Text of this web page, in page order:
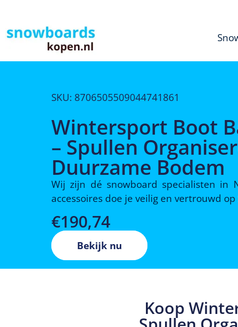
SKU: 8706505509044741861
Wintersport Boot
– Spullen
Duurzame Bodem
Wij zijn dé snowboard specialisten in
accessoires doe je veilig en vertrouwd
€190,74
Bekijk nu
Koop